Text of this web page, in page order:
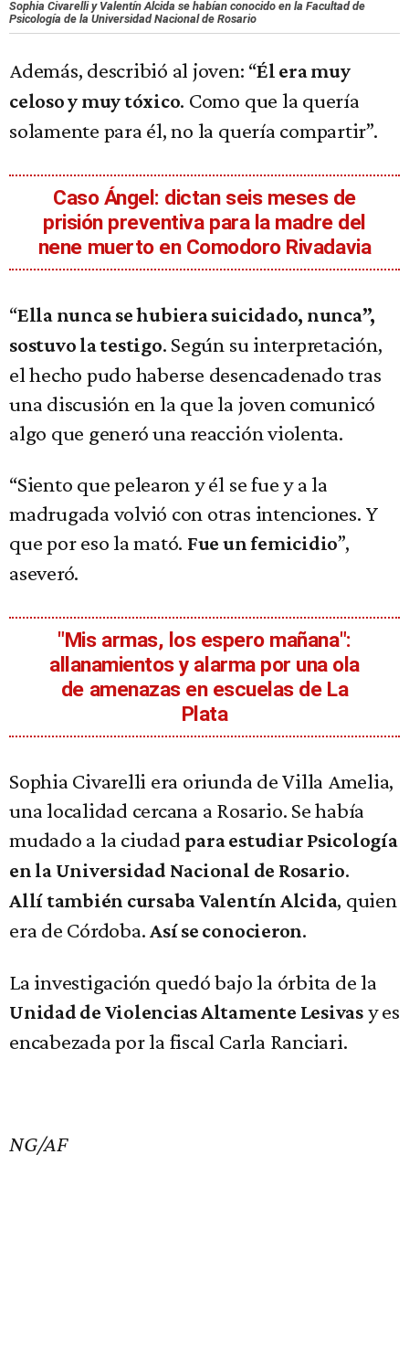
Sophia Civarelli y Valentín Alcida se habían conocido en la Facultad de
Psicología de la Universidad Nacional de Rosario
Además, describió al joven: “Él era muy
celoso y muy tóxico. Como que la quería
solamente para él, no la quería compartir”.
Caso Ángel: dictan seis meses de
prisión preventiva para la madre del
nene muerto en Comodoro Rivadavia
“Ella nunca se hubiera suicidado, nunca”,
sostuvo la testigo. Según su interpretación,
el hecho pudo haberse desencadenado tras
una discusión en la que la joven comunicó
algo que generó una reacción violenta.
“Siento que pelearon y él se fue y a la
madrugada volvió con otras intenciones. Y
que por eso la mató. Fue un femicidio”,
aseveró.
"Mis armas, los espero mañana":
allanamientos y alarma por una ola
de amenazas en escuelas de La
Plata
Sophia Civarelli era oriunda de Villa Amelia,
una localidad cercana a Rosario. Se había
mudado a la ciudad para estudiar Psicología
en la Universidad Nacional de Rosario.
Allí también cursaba Valentín Alcida, quien
era de Córdoba.Así se conocieron.
La investigación quedó bajo la órbita de la
Unidad de Violencias Altamente Lesivasy es
encabezada por la fiscal Carla Ranciari.
NG/AF